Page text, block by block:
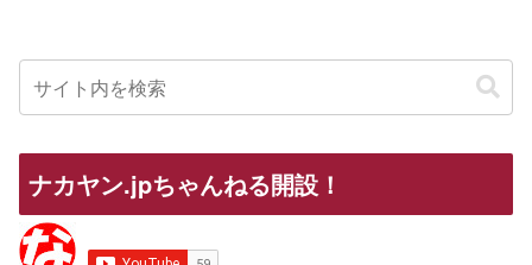
ナカヤン.jpちゃんねる開設！